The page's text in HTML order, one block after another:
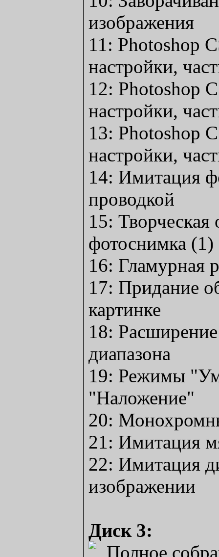
изображения
11: Photoshop
настройки,
12: Photoshop
настройки,
13: Photoshop
настройки,
14: Имитация
проводкой
15: Творческая
фотоснимка (1)
16: Гламурная
17: Придание
картинке
18:
диапазона
19: Режимы
"Наложение"
20:
21: Имитация
22: Имитация
изображении
Диск 3: